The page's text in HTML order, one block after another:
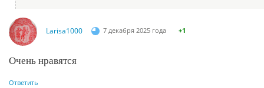
Larisa1000 7 декабря 2025 года +1
Очень нравятся
Ответить